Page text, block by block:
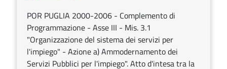
POR PUGLIA 2000-2006 - Complemento di
Programmazione - Asse III - Mis. 3.1
"Organizzazione del sistema dei servizi per
l'impiego" - Azione a) Ammodernamento dei
Servizi Pubblici per l'impiego". Atto d'intesa tra la